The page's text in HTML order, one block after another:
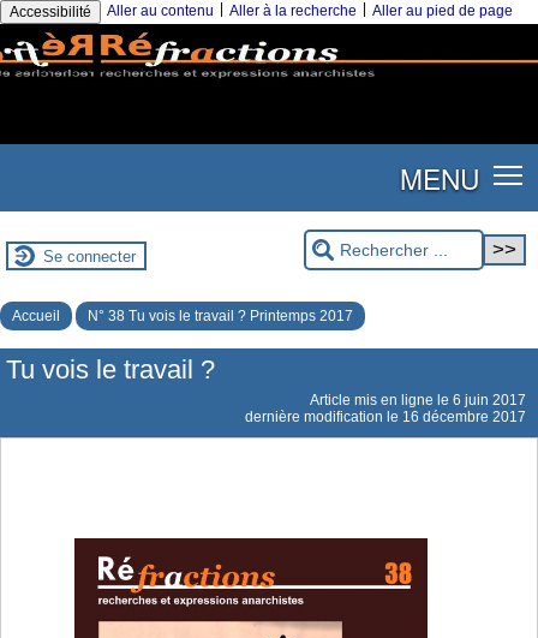
Accessibilité Aller au contenu Aller à la recherche Aller au pied de page
MENU
Se connecter
Accueil N° 38 Tu vois le travail ? Printemps 2017
Tu vois le travail ?
Article mis en ligne le 6 juin 2017
dernière modification le 16 décembre 2017